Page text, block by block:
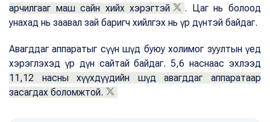
арчилгааг маш сайн хийх хэрэгтэй
. Цаг нь болоод
унахад нь заавал зай баригч хийлгэх нь үр дүнтэй байдаг.
Авагддаг аппаратыг сүүн шүд буюу холимог зуултын үед
хэрэглэхэд үр дүн сайтай байдаг. 5,6 наснаас эхлээд
11,12 насны хүүхдүүдийн шүд авагддаг аппаратаар
засагдах боломжтой.